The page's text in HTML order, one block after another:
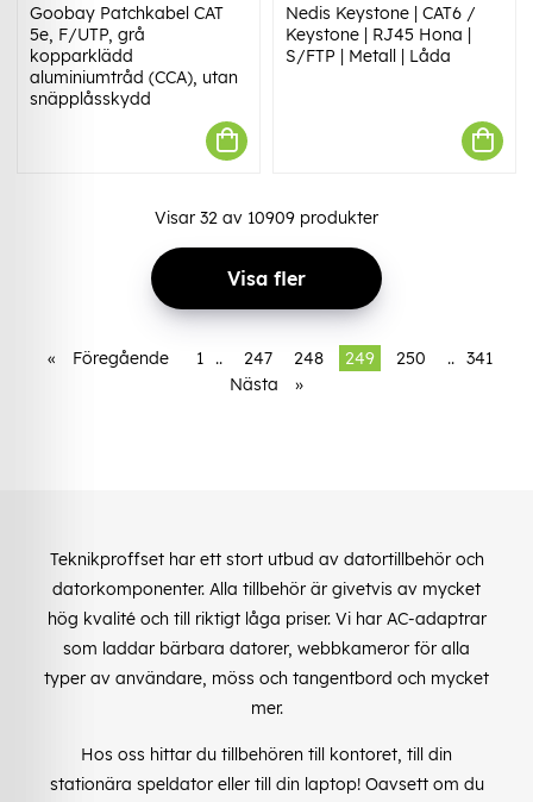
Goobay Patchkabel CAT
5e, F/UTP, grå
kopparklädd
aluminiumtråd (CCA), utan
snäpplåsskydd
Nedis Keystone | CAT6 /
Keystone | RJ45 Hona |
S/FTP | Metall | Låda
Visar 32 av 10909 produkter
Visa fler
« Föregående 1 .. 247 248 249 250 .. 341
Nästa
»
Teknikproffset har ett stort utbud av datortillbehör och
datorkomponenter. Alla tillbehör är givetvis av mycket
hög kvalité och till riktigt låga priser. Vi har AC-adaptrar
som laddar bärbara datorer, webbkameror för alla
typer av användare, möss och tangentbord och mycket
mer.
Hos oss hittar du tillbehören till kontoret, till din
stationära speldator eller till din laptop! Oavsett om du